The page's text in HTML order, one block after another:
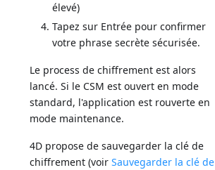
élevé)
Tapez sur Entrée pour confirmer
votre phrase secrète sécurisée.
Le process de chiffrement est alors
lancé. Si le CSM est ouvert en mode
standard, l'application est rouverte en
mode maintenance.
4D propose de sauvegarder la clé de
chiffrement (voirSauvegarder la clé de